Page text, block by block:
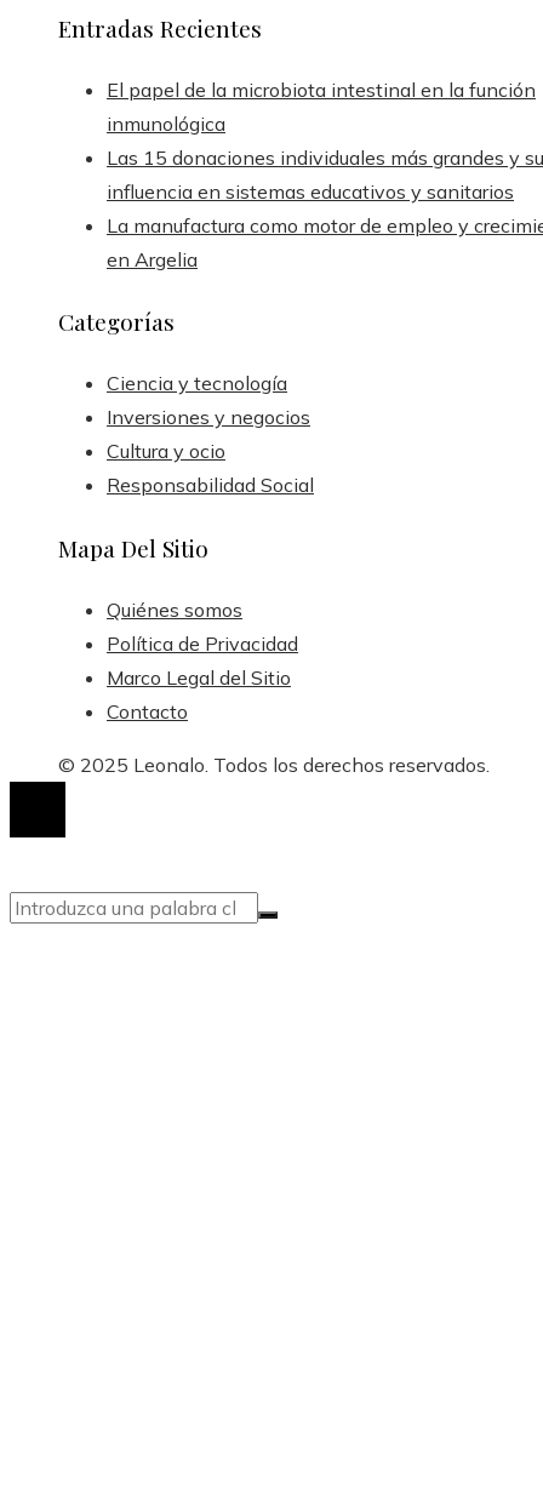
Entradas Recientes
El papel de la microbiota intestinal en la función
inmunológica
Las 15 donaciones individuales más grandes y su
influencia en sistemas educativos y sanitarios
La manufactura como motor de empleo y
en Argelia
Categorías
Ciencia y tecnología
Inversiones y negocios
Cultura y ocio
Responsabilidad Social
Mapa Del Sitio
Quiénes somos
Política de Privacidad
Marco Legal del Sitio
Contacto
© 2025 Leonalo. Todos los derechos reservados.